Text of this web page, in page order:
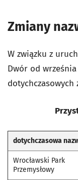
Zmiany
W związku z
Dwór od
dotychczasowych
dotychczasowa
Wrocławski Park
Przemysłowy